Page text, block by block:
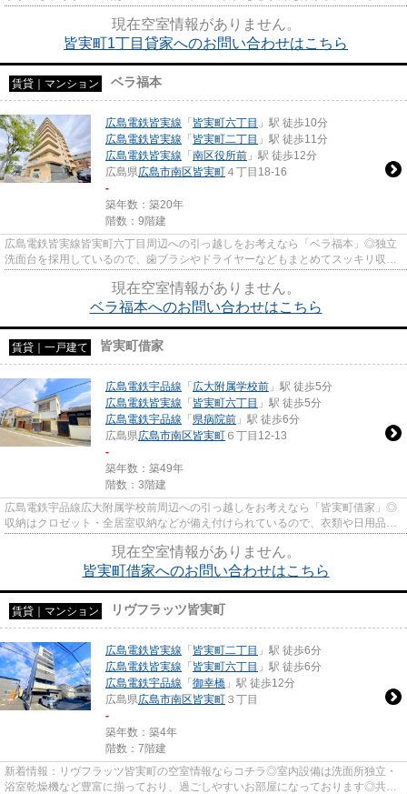
現在空室情報がありません。
皆実町1丁目貸家へのお問い合わせはこちら
賃貸｜マンション ベラ福本
広島電鉄皆実線 「 皆実町六丁目 」駅 徒歩10分
広島電鉄皆実線 「 皆実町二丁目 」駅 徒歩11分
広島電鉄皆実線 「 南区役所前 」駅 徒歩12分
広島県広島市南区皆実町 ４丁目18-16
-
築年数：築20年
階数：9階建
広島電鉄皆実線皆実町六丁目周辺への引っ越しをお考えなら「ベラ福本」◎独立
洗面台を採用しているので、歯ブラシやドライヤーなどもまとめてスッキリ収納
現在空室情報がありません。
ベラ福本へのお問い合わせはこちら
賃貸｜一戸建て 皆実町借家
広島電鉄宇品線 「 広大附属学校前 」駅 徒歩5分
広島電鉄皆実線 「 皆実町六丁目 」駅 徒歩5分
広島電鉄宇品線 「 県病院前 」駅 徒歩6分
広島県広島市南区皆実町 ６丁目12-13
-
築年数：築49年
階数：3階建
広島電鉄宇品線広大附属学校前周辺への引っ越しをお考えなら「皆実町借家」◎
収納はクロゼット・全居室収納などが備え付けられているので、衣類や日用品の
現在空室情報がありません。
皆実町借家へのお問い合わせはこちら
賃貸｜マンション リヴフラッツ皆実町
広島電鉄皆実線 「 皆実町二丁目 」駅 徒歩6分
広島電鉄皆実線 「 皆実町六丁目 」駅 徒歩6分
広島電鉄宇品線 「 御幸橋 」駅 徒歩12分
広島県広島市南区皆実町 ３丁目
-
築年数：築4年
階数：7階建
新着情報：リヴフラッツ皆実町の空室情報ならコチラ◎室内設備は洗面所独立・
浴室乾燥機など豊富に揃っており、過ごしやすいお部屋になっております◎共用